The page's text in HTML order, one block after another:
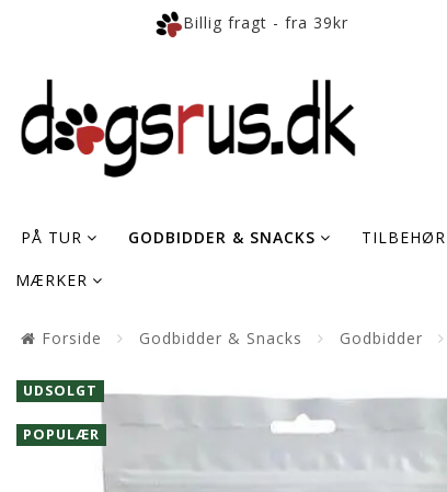
Billig fragt - fra 39kr
PÅ TUR GODBIDDER & SNACKS TILBEHØR
MÆRKER
Forside Godbidder & Snacks Godbidder
UDSOLGT
POPULÆR